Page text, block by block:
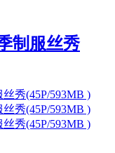
制服丝秀